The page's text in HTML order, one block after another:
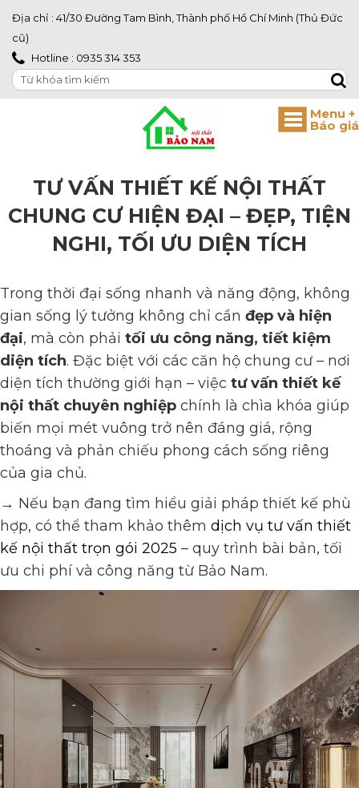
Địa chỉ : 41/30 Đường Tam Bình, Thành phố Hồ Chí Minh (Thủ Đức
cũ)
Hotline : 0935 314 353
TƯ VẤN THIẾT KẾ NỘI THẤT
CHUNG CƯ HIỆN ĐẠI – ĐẸP, TIỆN
NGHI, TỐI ƯU DIỆN TÍCH
Trong thời đại sống nhanh và năng động, không
gian sống lý tưởng không chỉ cần đẹp và hiện
đại, mà còn phải tối ưu công năng, tiết kiệm
diện tích. Đặc biệt với các căn hộ chung cư – nơi
diện tích thường giới hạn – việc tư vấn thiết kế
nội thất chuyên nghiệp chính là chìa khóa giúp
biến mọi mét vuông trở nên đáng giá, rộng
thoáng và phản chiếu phong cách sống riêng
của gia chủ.
→ Nếu bạn đang tìm hiểu giải pháp thiết kế phù
hợp, có thể tham khảo thêm dịch vụ tư vấn thiết
kế nội thất trọn gói 2025 – quy trình bài bản, tối
ưu chi phí và công năng từ Bảo Nam.